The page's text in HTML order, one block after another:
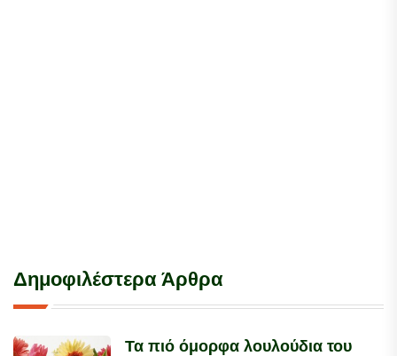
Δημοφιλέστερα Άρθρα
Τα πιό όμορφα λουλούδια του